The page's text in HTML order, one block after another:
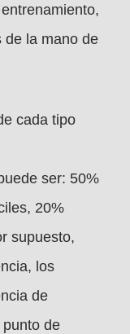
de la mano de
cada tipo
ser: 50%
20%
supuesto,
los
de
de